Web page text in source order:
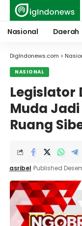
Nasional Daerah
DigIndonews.com >
NASIONAL
Legislator
Muda
Ruang
asribel Published